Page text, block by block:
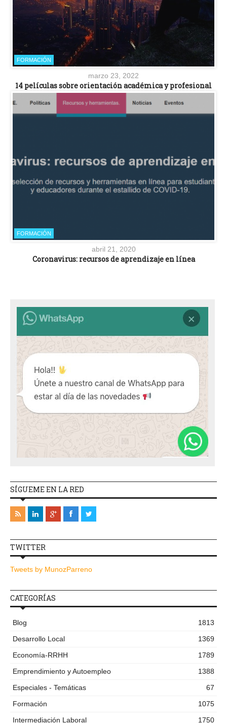
FORMACIÓN
marzo 23, 2022
14 películas sobre orientación académica y profesional
FORMACIÓN
abril 21, 2020
Coronavirus: recursos de aprendizaje en línea
SÍGUEME EN LA RED
TWITTER
Tweets by MunozParreno
CATEGORÍAS
Blog
1813
Desarrollo Local
1369
Economía-RRHH
1789
Emprendimiento y Autoempleo
1388
Especiales - Temáticas
67
Formación
1075
Intermediación Laboral
1750